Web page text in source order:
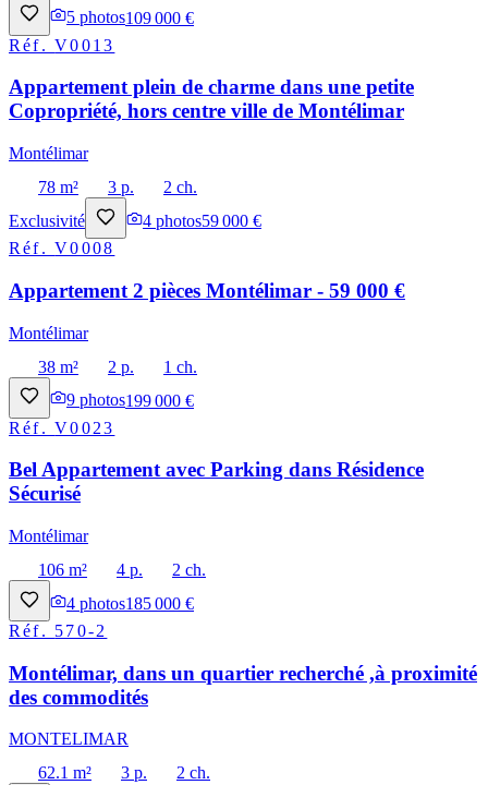
5 photos109 000 €
Réf.V0013
Appartement plein de charme dans une petite
Copropriété, hors centre ville de Montélimar
Montélimar
78 m²
3 p.
2 ch.
Exclusivité
4 photos59 000 €
Réf.V0008
Appartement 2 pièces Montélimar - 59 000 €
Montélimar
38 m²
2 p.
1 ch.
9 photos199 000 €
Réf.V0023
Bel Appartement avec Parking dans Résidence
Sécurisé
Montélimar
106 m²
4 p.
2 ch.
4 photos185 000 €
Réf. 570-2
Montélimar, dans un quartier recherché ,à proximité
des commodités
MONTELIMAR
62.1 m²
3 p.
2 ch.